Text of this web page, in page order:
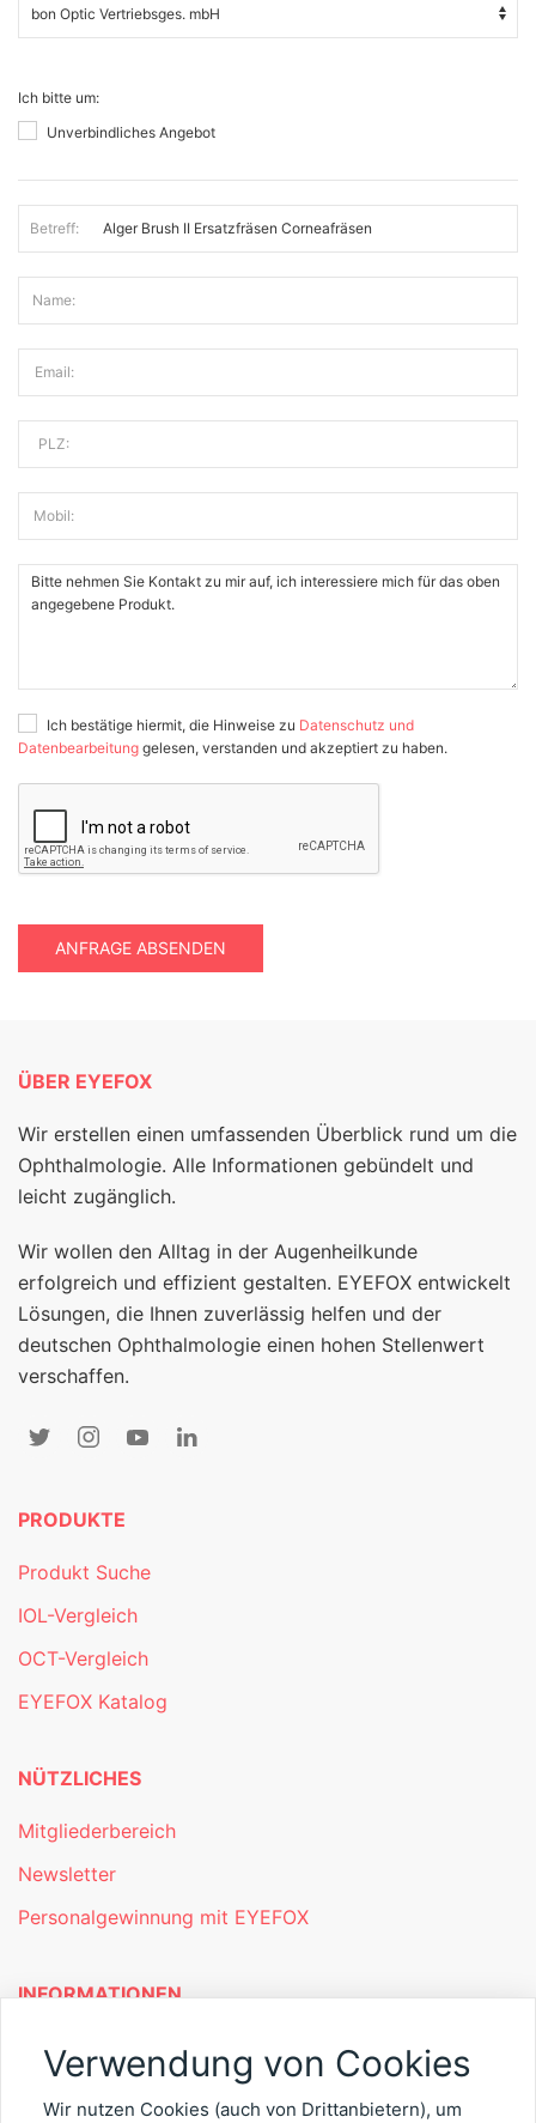
Ich bitte um:
Unverbindliches Angebot
Betreff:
Name:
Email:
PLZ:
Mobil:
Ich bestätige hiermit, die Hinweise zu Datenschutz und
Datenbearbeitung gelesen, verstanden und akzeptiert zu haben.
ANFRAGE ABSENDEN
ÜBER EYEFOX
Wir erstellen einen umfassenden Überblick rund um die
Ophthalmologie. Alle Informationen gebündelt und
leicht zugänglich.
Wir wollen den Alltag in der Augenheilkunde
erfolgreich und effizient gestalten. EYEFOX entwickelt
Lösungen, die Ihnen zuverlässig helfen und der
deutschen Ophthalmologie einen hohen Stellenwert
verschaffen.
PRODUKTE
Produkt Suche
IOL-Vergleich
OCT-Vergleich
EYEFOX Katalog
NÜTZLICHES
Mitgliederbereich
Newsletter
Personalgewinnung mit EYEFOX
INFORMATIONEN
Was ist EYEFOX – Ihre Möglichkeiten
Verwendung von Cookies
Wir nutzen Cookies (auch von Drittanbietern), um